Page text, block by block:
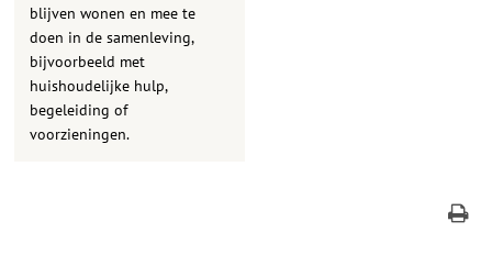
blijven wonen en mee te
doen in de samenleving,
bijvoorbeeld met
huishoudelijke hulp,
begeleiding of
voorzieningen.